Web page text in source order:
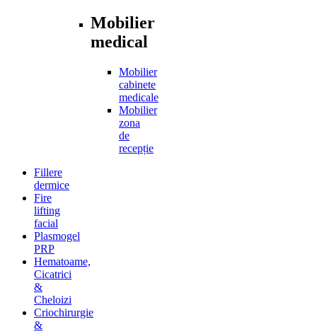
Mobilier
medical
Mobilier
cabinete
medicale
Mobilier
zona
de
recepție
Fillere
dermice
Fire
lifting
facial
Plasmogel
PRP
Hematoame,
Cicatrici
&
Cheloizi
Criochirurgie
&